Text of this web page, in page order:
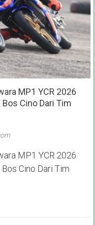
MP1 YCR 2026
Cino Dari Tim
MP1 YCR 2026
Cino Dari Tim